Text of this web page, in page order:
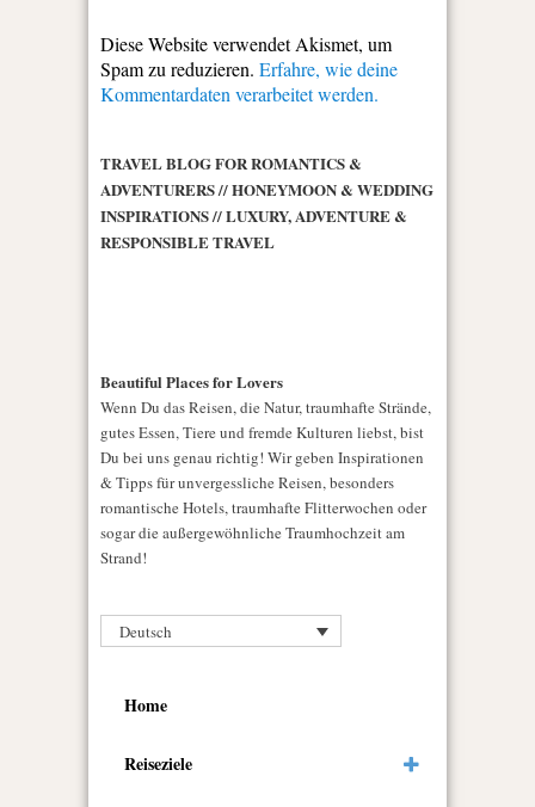
Diese Website verwendet Akismet, um
Spam zu reduzieren. Erfahre, wie deine
Kommentardaten verarbeitet werden.
TRAVEL BLOG FOR ROMANTICS &
ADVENTURERS // HONEYMOON & WEDDING
INSPIRATIONS // LUXURY, ADVENTURE &
RESPONSIBLE TRAVEL
Beautiful Places for Lovers
Wenn Du das Reisen, die Natur, traumhafte Strände,
gutes Essen, Tiere und fremde Kulturen liebst, bist
Du bei uns genau richtig! Wir geben Inspirationen
& Tipps für unvergessliche Reisen, besonders
romantische Hotels, traumhafte Flitterwochen oder
sogar die außergewöhnliche Traumhochzeit am
Strand!
Deutsch
Home
Reiseziele